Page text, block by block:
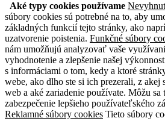
Aké typy cookies používame
súbory cookies sú potrebné na to, aby
základných funkcií tejto stránky, ako
uzatvorenie poistenia. Funkčné súbory
nám umožňujú analyzovať vaše
vyhodnotenie a zlepšenie našej
s informáciami o tom, kedy a ktoré
webe, ako dlho ste si ich prezerali, z akej
web a aké zariadenie používate. Môžu sa
zabezpečenie lepšieho používateľského
Reklamné súbory cookies Tieto súbory